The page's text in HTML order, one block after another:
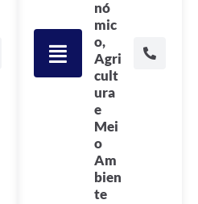
nó
mic
o,
Agri
cult
ura
e
Mei
o
Am
bien
te